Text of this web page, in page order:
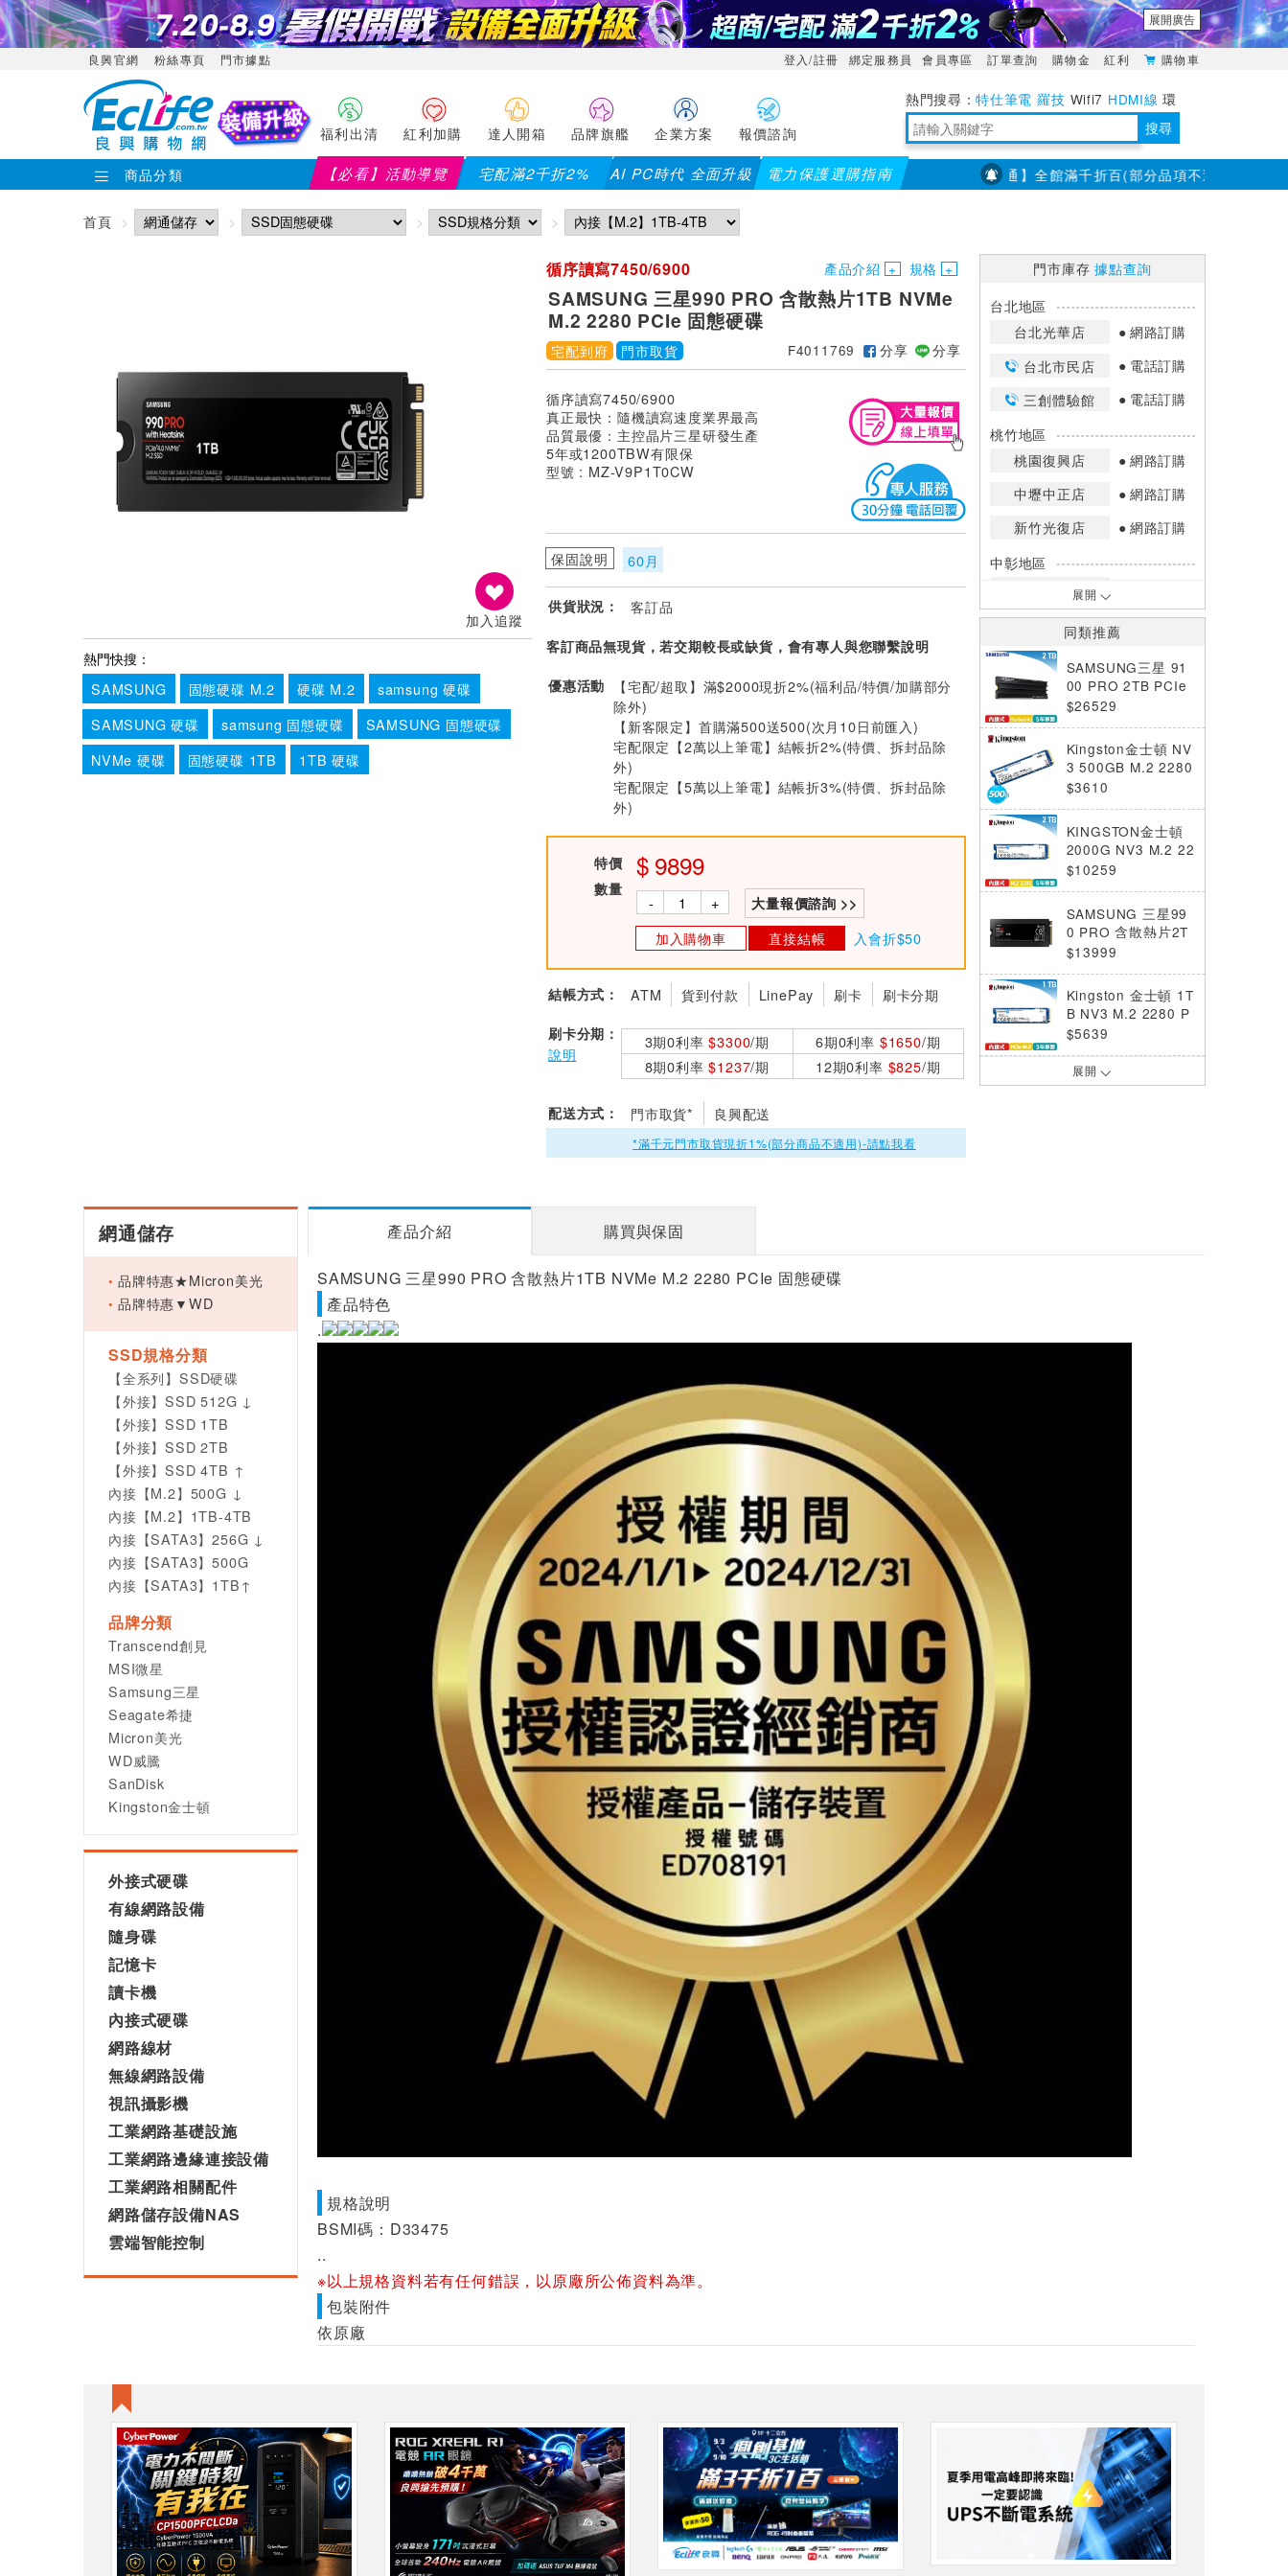
展開廣告
良興官網 粉絲專頁 門市據點 登入/註冊 綁定服務員 會員專區 訂單查詢 購物金 紅利 購物車
福利出清 紅利加購 達人開箱 品牌旗艦 企業方案 報價諮詢
特仕筆電 羅技 Wifi7 HDMI線 環
境量測 明緯POWER 搜尋
商品分類 【必看】活動導覽 宅配滿2千折2% AI PC時代 全面升級 電力保護選購指南 【PX大通】全館滿千折百(部分品項不適用，滿2千折
首頁
加入追蹤
熱門快搜：
SAMSUNG
固態硬碟 M.2 硬碟 M.2
samsung 硬碟
SAMSUNG 硬碟
samsung 固態硬碟
SAMSUNG 固態硬碟
NVMe 硬碟
固態硬碟 1TB 1TB 硬碟
循序讀寫7450/6900 產品介紹 規格
SAMSUNG 三星990 PRO 含散熱片1TB NVMe
M.2 2280 PCIe 固態硬碟
宅配到府 門市取貨 F4011769 分享 分享
循序讀寫7450/6900
真正最快：隨機讀寫速度業界最高
品質最優：主控晶片三星研發生產
5年或1200TBW有限保
型號 : MZ-V9P1T0CW
保固說明 60月
供貨狀況： 客訂品
客訂商品無現貨，若交期較長或缺貨，會有專人與您聯繫說明
優惠活動
【宅配/超取】滿$2000現折2%(福利品/特價/加購部分
除外)
【新客限定】首購滿500送500(次月10日前匯入)
宅配限定【2萬以上筆電】結帳折2%(特價、拆封品除
外)
宅配限定【5萬以上筆電】結帳折3%(特價、拆封品除
外)
特價 9899
數量
- + 大量報價諮詢 >>
加入購物車 直接結帳 入會折$50
結帳方式： ATM 貨到付款 LinePay 刷卡 刷卡分期
刷卡分期：
說明
3期0利率$3300/期 6期0利率 $1650/期
8期0利率$1237/期 12期0利率 $825/期
配送方式： 門市取貨* 良興配送
*滿千元門市取貨現折1%(部分商品不適用)-請點我看
門市庫存據點查詢
台北地區
台北光華店
網路訂購
台北市民店
電話訂購
三創體驗館
電話訂購
桃竹地區
桃園復興店
網路訂購
中壢中正店
網路訂購
新竹光復店
網路訂購
中彰地區
台中英才店
嘉南地區
高雄中華店
高雄鳳山店
網路訂購
*庫存數量：網路訂購(0)、少量庫存
(1~2)、現貨充足(3以上)。
*門市庫存以店內實際數量為準，可使
用專人服務或撥打門市電話洽詢。
展開
同類推薦
SAMSUNG三星 91
00 PRO 2TB PCIe
5.0 NVMe M.2 (含
$26529
Kingston金士頓 NV
3 500GB M.2 2280
PCIe 4.0 NVMe SS
$3610
KINGSTON金士頓
2000G NV3 M.2 22
80 NVMe SSD SNV
$10259
SAMSUNG 三星99
0 PRO 含散熱片2T
B NVMe M.2 2280
$13999
Kingston 金士頓 1T
B NV3 M.2 2280 P
CIe 4.0 NVMe SSD
$5639
SAMSUNG三星 99
00 4TB M.2 PCIe
TB PCIe Gen5 228
展開
網通儲存
品牌特惠★Micron美光
品牌特惠▼WD
SSD規格分類
【全系列】SSD硬碟
【外接】SSD 512G ↓
【外接】SSD 1TB
【外接】SSD 2TB
【外接】SSD 4TB ↑
內接【M.2】500G ↓
內接【M.2】1TB-4TB
內接【SATA3】256G ↓
內接【SATA3】500G
內接【SATA3】1TB↑
品牌分類
Transcend創見
MSI微星
Samsung三星
Seagate希捷
Micron美光
WD威騰
SanDisk
Kingston金士頓
外接式硬碟
有線網路設備
隨身碟
記憶卡
讀卡機
內接式硬碟
網路線材
無線網路設備
視訊攝影機
工業網路基礎設施
工業網路邊緣連接設備
工業網路相關配件
網路儲存設備NAS
雲端智能控制
產品介紹 購買與保固
SAMSUNG 三星990 PRO 含散熱片1TB NVMe M.2 2280 PCIe 固態硬碟
產品特色
.
規格說明
BSMI碼：D33475
..
※以上規格資料若有任何錯誤，以原廠所公佈資料為準。
包裝附件
依原廠